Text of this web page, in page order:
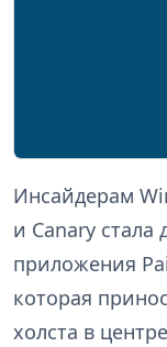
Инсайдерам
и Canary стала
приложения
которая
холста в